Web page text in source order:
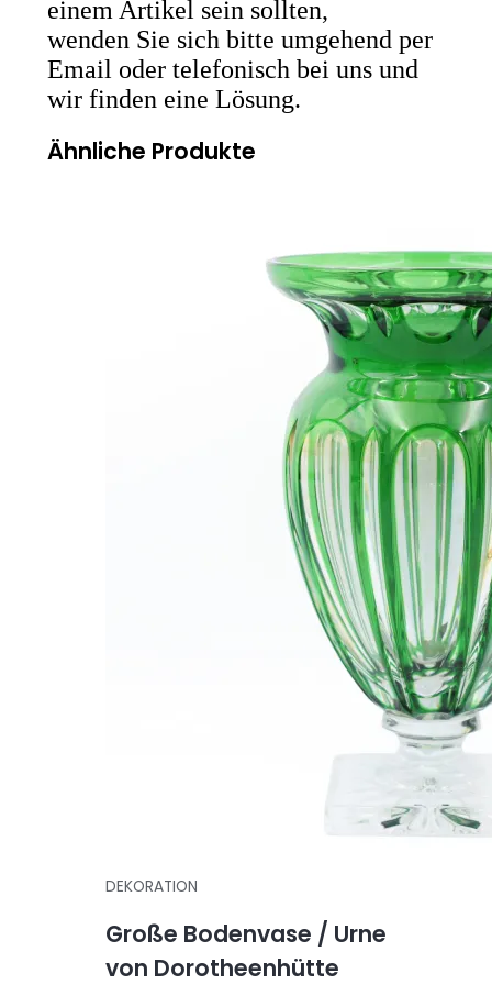
einem Artikel sein sollten,
wenden Sie sich bitte umgehend per
Email oder telefonisch bei uns und
wir finden eine Lösung.
Ähnliche Produkte
DEKORATION
Große Bodenvase / Urne
von Dorotheenhütte